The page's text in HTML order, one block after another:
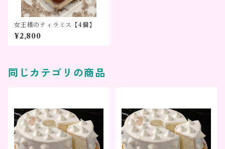
女王様のティラミス【4個】
¥2,800
同じカテゴリの商品